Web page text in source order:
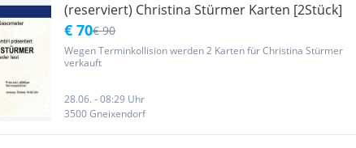
(reserviert) Christina Stürmer Karten [2Stück]
€ 70€ 90
Wegen Terminkollision werden 2 Karten für Christina Stürmer
verkauft
28.06. - 08:29 Uhr
3500 Gneixendorf